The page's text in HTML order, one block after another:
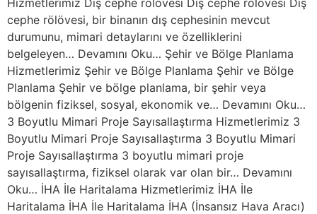
cephe rölövesi, bir binanın dış cephesinin mevcut
durumunu, mimari detaylarını ve özelliklerini
belgeleyen… Devamını Oku… Şehir ve Bölge Planlama
Hizmetlerimiz Şehir ve Bölge Planlama Şehir ve Bölge
Planlama Şehir ve bölge planlama, bir şehir veya
bölgenin fiziksel, sosyal, ekonomik ve… Devamını Oku…
3 Boyutlu Mimari Proje Sayısallaştırma Hizmetlerimiz 3
Boyutlu Mimari Proje Sayısallaştırma 3 Boyutlu Mimari
Proje Sayısallaştırma 3 boyutlu mimari proje
sayısallaştırma, fiziksel olarak var olan bir… Devamını
Oku… İHA İle Haritalama Hizmetlerimiz İHA İle
Haritalama İHA İle Haritalama İHA (İnsansız Hava Aracı)